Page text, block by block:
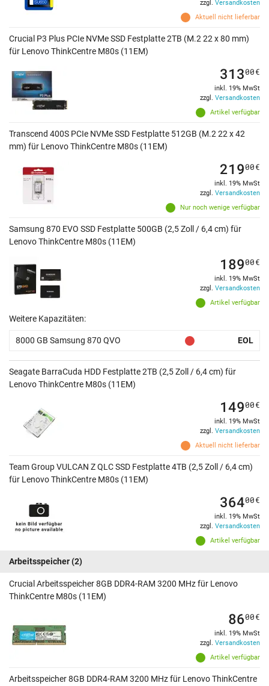
Aktuell nicht lieferbar
zzgl. Versandkosten
Crucial P3 Plus PCIe NVMe SSD Festplatte 2TB (M.2 22 x 80 mm)
für Lenovo ThinkCentre M80s (11EM)
Artikel verfügbar
31300€
inkl. 19% MwSt
zzgl. Versandkosten
Transcend 400S PCIe NVMe SSD Festplatte 512GB (M.2 22 x 42
mm) für Lenovo ThinkCentre M80s (11EM)
Nur noch wenige verfügbar
21900€
inkl. 19% MwSt
zzgl. Versandkosten
Samsung 870 EVO SSD Festplatte 500GB (2,5 Zoll / 6,4 cm) für
Lenovo ThinkCentre M80s (11EM)
Artikel verfügbar
18900€
inkl. 19% MwSt
zzgl. Versandkosten
Weitere Kapazitäten:
8000 GB Samsung 870 QVO EOL
Seagate BarraCuda HDD Festplatte 2TB (2,5 Zoll / 6,4 cm) für
Lenovo ThinkCentre M80s (11EM)
Aktuell nicht lieferbar
14900€
inkl. 19% MwSt
zzgl. Versandkosten
Team Group VULCAN Z QLC SSD Festplatte 4TB (2,5 Zoll / 6,4 cm)
für Lenovo ThinkCentre M80s (11EM)
Artikel verfügbar
36400€
inkl. 19% MwSt
zzgl. Versandkosten
Arbeitsspeicher(2)
Crucial Arbeitsspeicher 8GB DDR4-RAM 3200 MHz für Lenovo
ThinkCentre M80s (11EM)
Artikel verfügbar
8600€
inkl. 19% MwSt
zzgl. Versandkosten
Arbeitsspeicher 8GB DDR4-RAM 3200 MHz für Lenovo ThinkCentre